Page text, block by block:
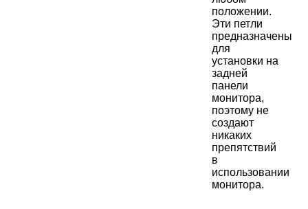
положении.
Эти петли
предназначены
для
установки на
задней
панели
монитора,
поэтому не
создают
никаких
препятствий
в
использовании
монитора.